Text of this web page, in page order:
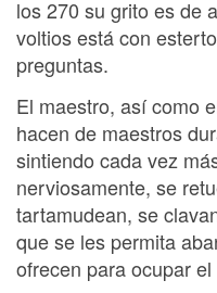
los 270 su grito es de
voltios está con
preguntas.
El maestro, así como
hacen de maestros
sintiendo cada vez
nerviosamente, se
tartamudean, se
que se les permita
ofrecen para ocupar